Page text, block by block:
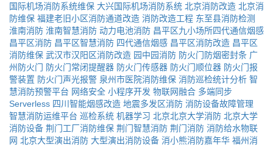
国际机场消防系统维保 大兴国际机场消防系统 北京消防改造 北京消
防维保 福建老旧小区消防通道改造 消防改造工程 东至县消防检测
淮南消防 淮南智慧消防 动力电池消防 昌平区九小场所四代通信烟感
昌平区消防 昌平区智慧消防 四代通信烟感 昌平区消防改造 昌平区
消防维保 武汉市汉阳区消防改造 园中园消防 防火门防烟密封条 广
州防火门 防火门常闭提醒器 防火门传感器 防火门顺位器 防火门报
警装置 防火门声光报警 泉州市医院消防维保 消防巡检统计分析 智
慧消防预警平台 网络安全 小程序开发 物联网融合 多端同步
Serverless 四川智能烟感改造 地震多发区消防 消防设备故障管理
智慧消防运维平台 巡检系统 机器学习 北京北京大学消防 北京大学
消防设备 荆门工厂消防维保 荆门智慧消防 荆门消防 消防给水物联
网 北京大型演出消防 大型演出消防设备 消小熊消防嘉年华 福州消